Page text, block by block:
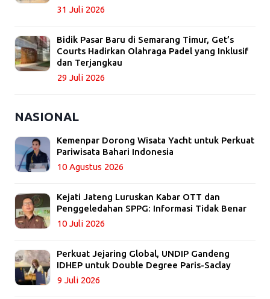
31 Juli 2026
Bidik Pasar Baru di Semarang Timur, Get’s
Courts Hadirkan Olahraga Padel yang Inklusif
dan Terjangkau
29 Juli 2026
NASIONAL
Kemenpar Dorong Wisata Yacht untuk Perkuat
Pariwisata Bahari Indonesia
10 Agustus 2026
Kejati Jateng Luruskan Kabar OTT dan
Penggeledahan SPPG: Informasi Tidak Benar
10 Juli 2026
Perkuat Jejaring Global, UNDIP Gandeng
IDHEP untuk Double Degree Paris-Saclay
9 Juli 2026